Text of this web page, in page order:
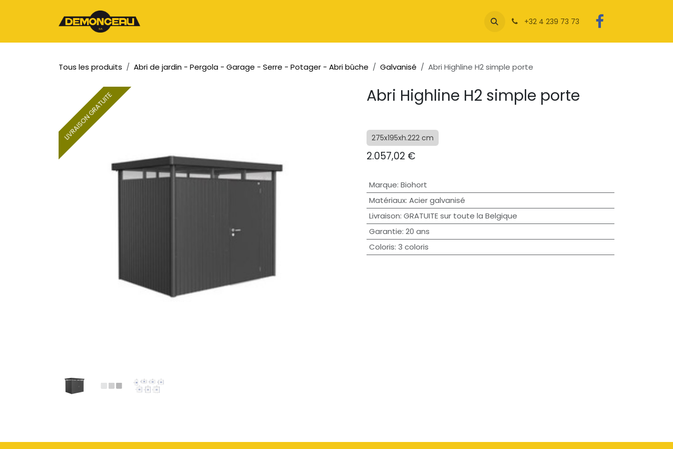
+32 4 239 73 73
Tous les produits Abri de jardin - Pergola - Garage - Serre - Potager - Abri bûche Galvanisé Abri Highline H2 simple porte
LIVRAISON GRATUITE
LIVRAISON GRATUITE Abri Highline H2 simple porte
275x195xh.222 cm
2.057,02 €
Marque: Biohort
Matériaux: Acier galvanisé
Livraison: GRATUITE sur toute la Belgique
Garantie: 20 ans
Coloris: 3 coloris